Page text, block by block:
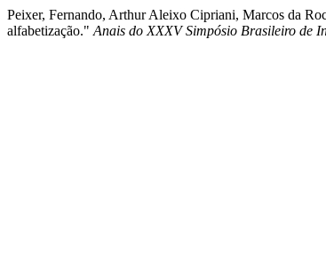
Peixer, Fernando, Arthur Aleixo Cipriani, Marcos da
alfabetização." Anais do XXXV Simpósio Brasileiro de